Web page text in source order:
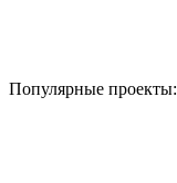
Популярные проекты: